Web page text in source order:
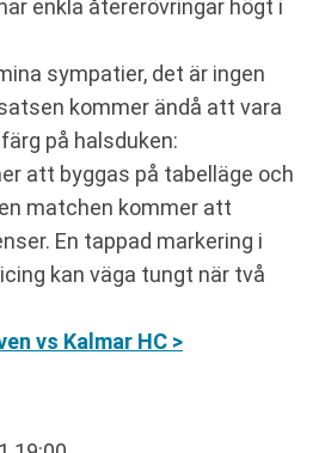
enkla återerövringar högt i
sympatier, det är ingen
kommer ändå att vara
på halsduken:
att byggas på tabelläge och
matchen kommer att
En tappad markering i
kan väga tungt när två
vs Kalmar HC >